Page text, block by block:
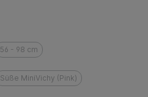
56 - 98 cm
Süße MiniVichy (Pink)